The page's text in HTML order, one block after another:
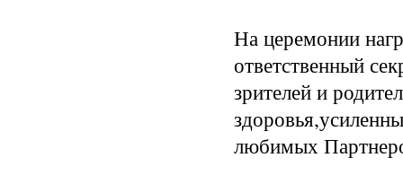
На церемонии
ответственный
зрителей и
любимых